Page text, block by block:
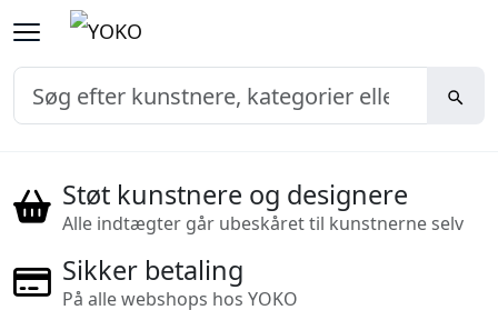
Støt kunstnere og designere
Alle indtægter går ubeskåret til kunstnerne selv
Sikker betaling
På alle webshops hos YOKO